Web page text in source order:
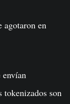
agotaron en
tokenizados son